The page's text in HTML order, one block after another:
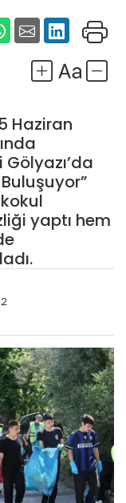
Haziran
yaptı hem